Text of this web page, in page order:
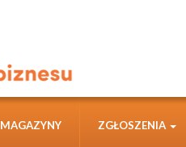
MAGAZYNY ZGŁOSZENIA